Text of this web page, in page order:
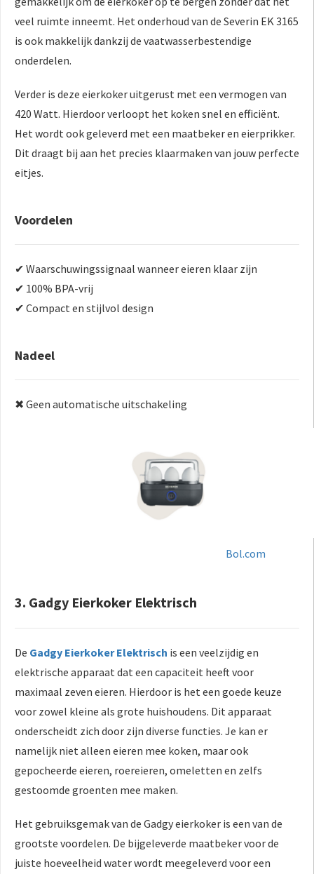
veel ruimte inneemt. Het onderhoud van de Severin EK 3165
is ook makkelijk dankzij de vaatwasserbestendige
onderdelen.
Verder is deze eierkoker uitgerust met een vermogen van
420 Watt. Hierdoor verloopt het koken snel en efficiënt.
Het wordt ook geleverd met een maatbeker en eierprikker.
Dit draagt bij aan het precies klaarmaken van jouw perfecte
eitjes.
Voordelen
✔ Waarschuwingssignaal wanneer eieren klaar zijn
✔ 100% BPA-vrij
✔ Compact en stijlvol design
Nadeel
✖ Geen automatische uitschakeling
Bol.com
3. Gadgy Eierkoker Elektrisch
De Gadgy Eierkoker Elektrisch is een veelzijdig en
elektrische apparaat dat een capaciteit heeft voor
maximaal zeven eieren. Hierdoor is het een goede keuze
voor zowel kleine als grote huishoudens. Dit apparaat
onderscheidt zich door zijn diverse functies. Je kan er
namelijk niet alleen eieren mee koken, maar ook
gepocheerde eieren, roereieren, omeletten en zelfs
gestoomde groenten mee maken.
Het gebruiksgemak van de Gadgy eierkoker is een van de
grootste voordelen. De bijgeleverde maatbeker voor de
juiste hoeveelheid water wordt meegeleverd voor een